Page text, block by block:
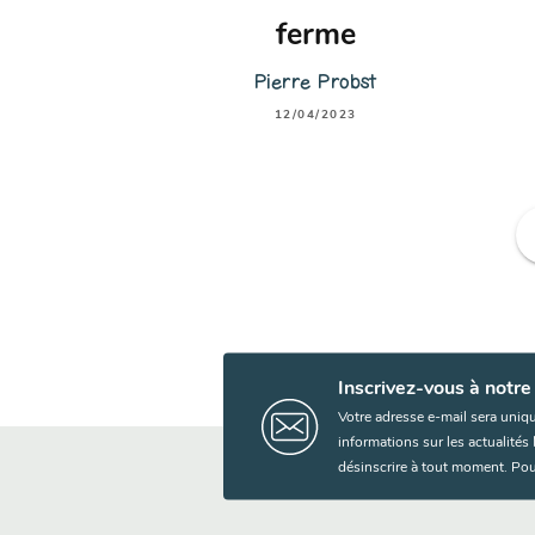
ferme
Pierre Probst
12/04/2023
Inscrivez-vous à
Votre adresse e-mail sera
informations sur les actualités
désinscrire à tout moment.